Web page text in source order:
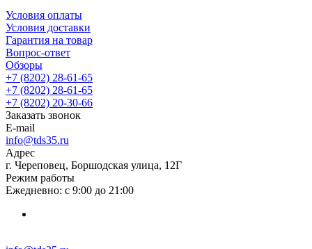
Условия оплаты
Условия доставки
Гарантия на товар
Вопрос-ответ
Обзоры
+7 (8202) 28‑61-65
+7 (8202) 28‑61-65
+7 (8202) 20‑30-66
Заказать звонок
E-mail
info@tds35.ru
Адрес
г. Череповец, Боршодская улица, 12Г
Режим работы
Ежедневно: с 9:00 до 21:00